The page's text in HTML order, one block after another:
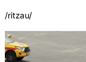
/ritzau/